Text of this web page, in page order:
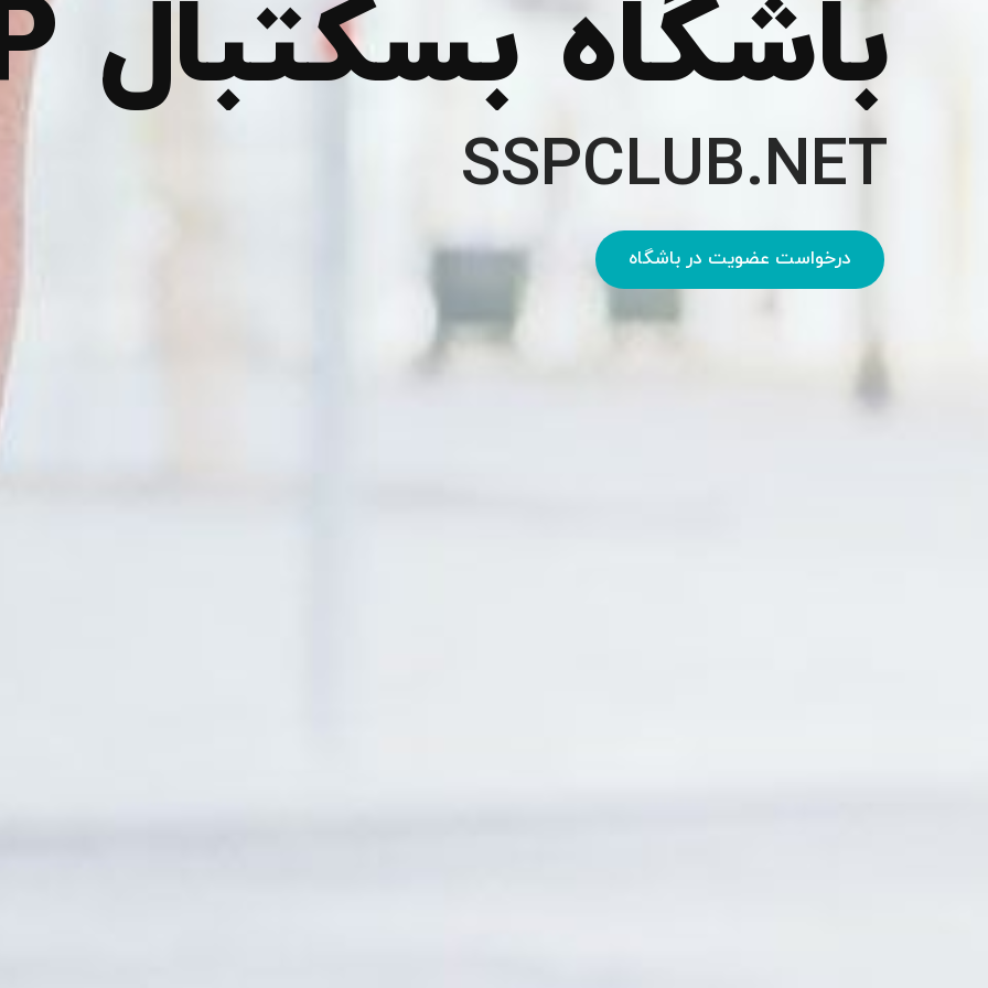
باشگاه بسکتبال SSP
درخواست عضویت در باشگاه
SSPCLUB.NET